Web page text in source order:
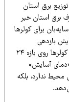
استان
استان خبر
برای کولرها
دستگاه‌ها می‌شود. ابراهیمی تاکید کرد تنظیم دمای کولرها روی بازه ۲۴
آسایش»
بلکه